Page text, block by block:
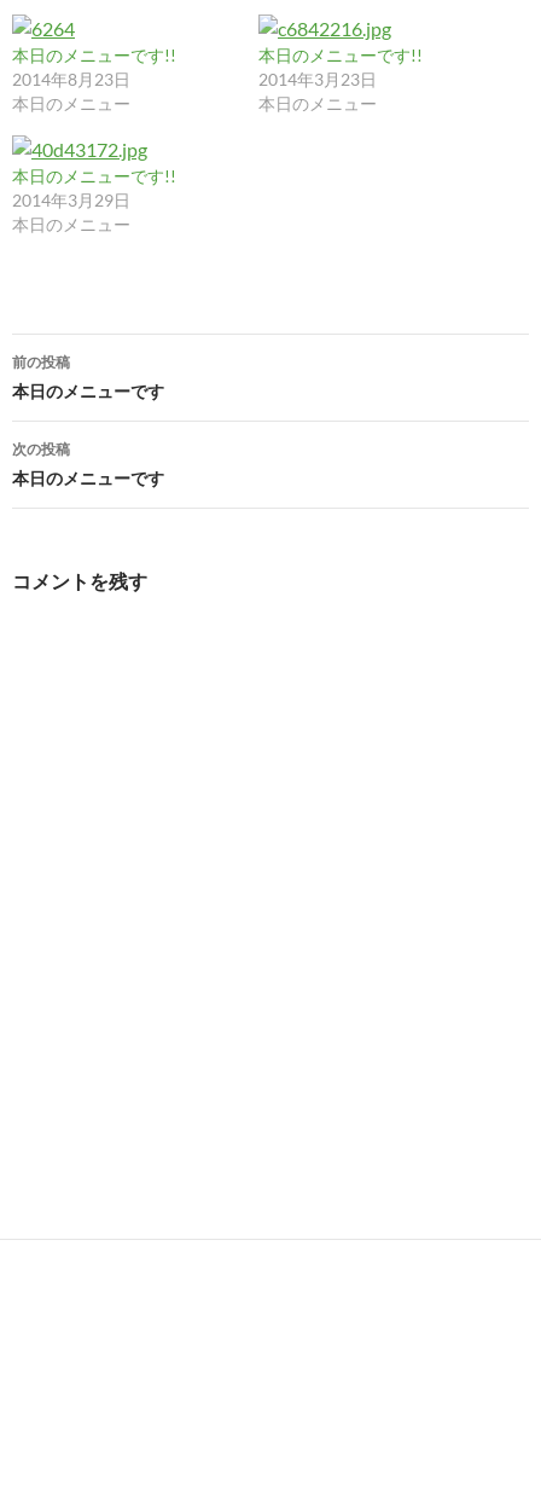
本日のメニューです!!
2014年8月23日
本日のメニュー
本日のメニューです!!
2014年3月23日
本日のメニュー
本日のメニューです!!
2014年3月29日
本日のメニュー
投
稿
ナ
ビ
ゲ
前の投稿
本日のメニューです
次の投稿
本日のメニューです
コメントを残す